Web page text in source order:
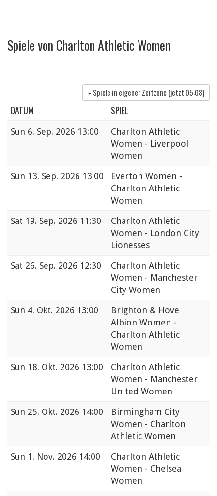
Spiele von Charlton Athletic Women
Spiele in eigener Zeitzone (jetzt 05:08)
DATUM SPIEL
Sun 6. Sep. 2026 13:00
Charlton Athletic
Women - Liverpool
Women
Sun 13. Sep. 2026 13:00
Everton Women -
Charlton Athletic
Women
Sat 19. Sep. 2026 11:30
Charlton Athletic
Women - London City
Lionesses
Sat 26. Sep. 2026 12:30
Charlton Athletic
Women - Manchester
City Women
Sun 4. Okt. 2026 13:00
Brighton & Hove
Albion Women -
Charlton Athletic
Women
Sun 18. Okt. 2026 13:00
Charlton Athletic
Women - Manchester
United Women
Sun 25. Okt. 2026 14:00
Birmingham City
Women - Charlton
Athletic Women
Sun 1. Nov. 2026 14:00
Charlton Athletic
Women - Chelsea
Women